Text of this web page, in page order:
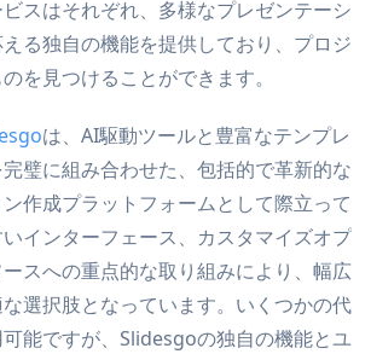
スはそれぞれ、多様なプレゼンテーシ
る独自の機能を提供しており、プロジ
を見つけることができます。
は、AI駆動ツールと豊富なテンプレ
璧に組み合わせた、包括的で革新的な
作成プラットフォームとして際立って
インターフェース、カスタマイズオプ
スへの重点的な取り組みにより、幅広
選択肢となっています。いくつかの代
能ですが、Slidesgoの独自の機能とユ